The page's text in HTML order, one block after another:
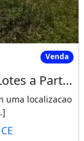
a Partir
Venda
Loteamento Porto Pecem com Lotes a Partir de 15X30 Cuida Venha Adquirir o Seu Lote. Aprese
uma localizacao